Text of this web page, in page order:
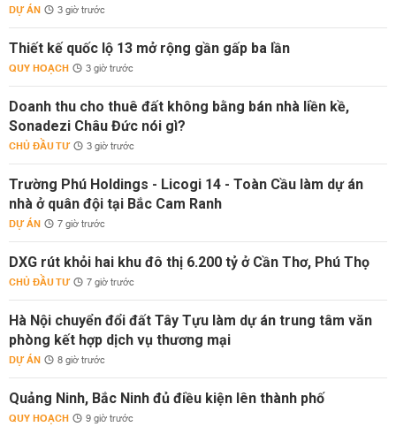
DỰ ÁN 3 giờ trước
Thiết kế quốc lộ 13 mở rộng gần gấp ba lần
QUY HOẠCH 3 giờ trước
Doanh thu cho thuê đất không bằng bán nhà liền kề,
Sonadezi Châu Đức nói gì?
CHỦ ĐẦU TƯ 3 giờ trước
Trường Phú Holdings - Licogi 14 - Toàn Cầu làm dự án
nhà ở quân đội tại Bắc Cam Ranh
DỰ ÁN 7 giờ trước
DXG rút khỏi hai khu đô thị 6.200 tỷ ở Cần Thơ, Phú Thọ
CHỦ ĐẦU TƯ 7 giờ trước
Hà Nội chuyển đổi đất Tây Tựu làm dự án trung tâm văn
phòng kết hợp dịch vụ thương mại
DỰ ÁN 8 giờ trước
Quảng Ninh, Bắc Ninh đủ điều kiện lên thành phố
QUY HOẠCH 9 giờ trước